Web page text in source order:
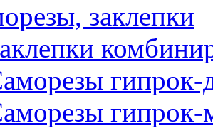
заклепки
гипрок-
гипрок-